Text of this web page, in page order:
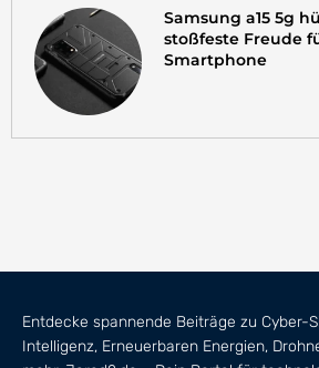
Samsung a15 5g
stoßfeste Freude
Smartphone
Entdecke spannende Beiträge zu Cyber-
Intelligenz, Erneuerbaren Energien,